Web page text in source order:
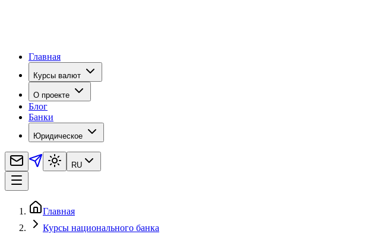
Главная
Курсы валют
О проекте
Блог
Банки
Юридическое
RU
Главная
Курсы национального банка